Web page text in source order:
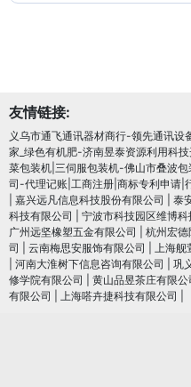
友情链接:
义乌市通飞通讯器材商行-领先通讯设
家_绿色有机肥-济南昱泰资源利用科
菜包装机|三伺服包装机-佛山市叠波包
司-代理记账|工商注册|商标专利申请|
嘉兴远凡信息科技股份有限公司 泰
科技有限公司
宁波市科技园区维博科
广州远坚橡塑五金有限公司
杭州宏德
司
云南梅思安服饰有限公司 上海
河南大淮树下信息咨询有限公司 巩
修学院有限公司
黄山品昱茶庄有限公
有限公司
上海嗒卉捷科技有限公司